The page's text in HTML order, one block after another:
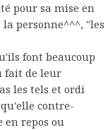
pour sa mise en
personne^^^, "les
font beaucoup
fait de leur
les tels et ordi
contre-
en repos ou